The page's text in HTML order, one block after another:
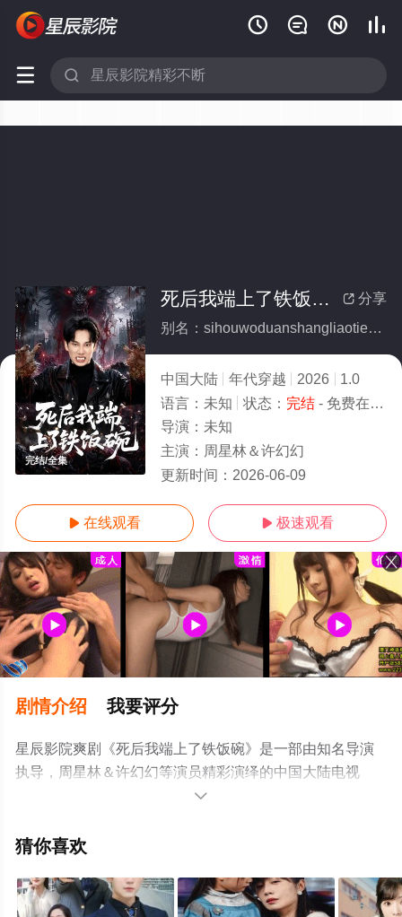
   
 
完结/全集
 分享
死后我端上了铁饭碗(全集)
别名：sihouwoduanshangliaotiefanwan
中国大陆 年代穿越 2026
1.0
语言： 未知 状态： 完结- 免费在线观看
导演： 未知
主演： 周星林＆许幻幻
更新时间： 2026-06-09
 在线观看  极速观看
剧情介绍 我要评分
星辰影院爽剧《死后我端上了铁饭碗》是一部由知名导演
执导，周星林＆许幻幻等演员精彩演绎的中国大陆电视
剧，大结局剧情已揭晓（完结），手机免费观看高清无删
至豆瓣电视剧、电视猫或剧情网等平台了解。

猜你喜欢